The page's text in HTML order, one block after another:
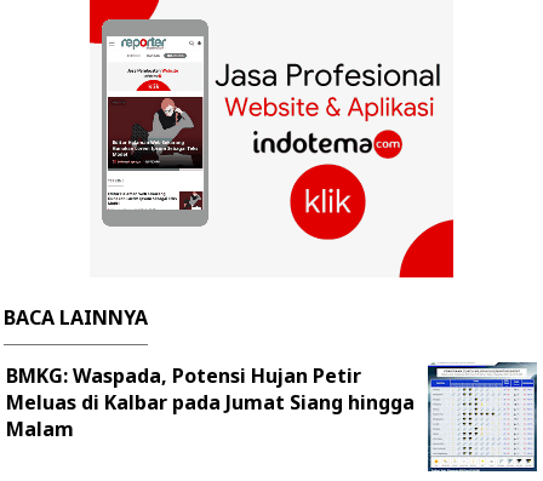
BACA LAINNYA
BMKG: Waspada, Potensi Hujan Petir
Meluas di Kalbar pada Jumat Siang hingga
Malam